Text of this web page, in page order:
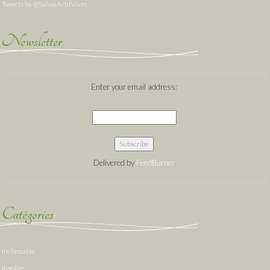
Tweets by @SylvieArtdVivre
Newsletter
Enter your email address:
Delivered by FeedBurner
Catégories
Inclassable
Insolite